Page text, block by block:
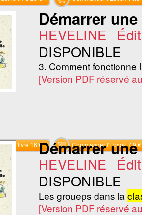
Démarrer une
HEVELINE
DISPONIBLE
3. Comment fonctionne
[Version PDF réservé
le livre 16 € Commander l'Ebook 7.9 €
Démarrer une
HEVELINE
DISPONIBLE
Les groueps dans la
[Version PDF réservé